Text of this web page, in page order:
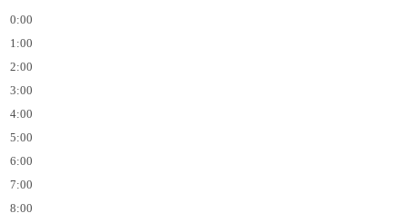
0:00
1:00
2:00
3:00
4:00
5:00
6:00
7:00
8:00